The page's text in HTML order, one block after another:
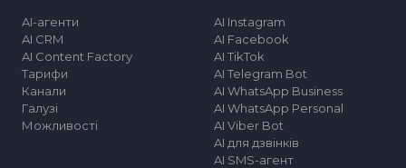
AI-агенти
AI CRM
AI Content Factory
Тарифи
Канали
Галузі
Можливості
AI Instagram
AI Facebook
AI TikTok
AI Telegram Bot
AI WhatsApp Business
AI WhatsApp Personal
AI Viber Bot
AI для дзвінків
AI SMS-агент